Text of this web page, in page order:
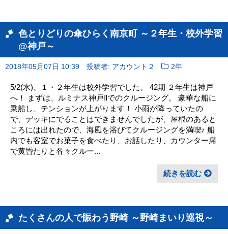
色とりどりの傘ひらく南京町 ～２年生・校外学習
@神戸～
2018年05月07日 10:39 投稿者: アカウント２ 2年
5/2(水)、１・２年生は校外学習でした。 42期 ２年生は神戸
へ！ まずは、ルミナス神戸Ⅱでのクルージング。 豪華な船に
乗船し、テンションが上がります！ 小雨が降っていたの
で、デッキにでることはできませんでしたが、屋根のあると
ころには出れたので、海風を浴びてクルージングを満喫♪ 船
内でも客室でお菓子を食べたり、お話したり、カウンター席
で黄昏たりと各々クルー...
続きを読む
たくさんの人で賑わう野崎 ～野崎まいり巡視～